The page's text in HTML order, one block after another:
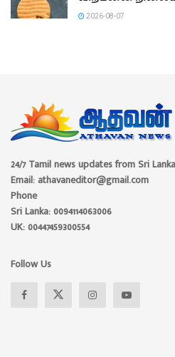
2026-08-07
24/7 Tamil news updates from Sri
Email: athavaneditor@gmail.com
Phone
Sri Lanka: 0094114063006
UK: 00447459300554
Follow Us